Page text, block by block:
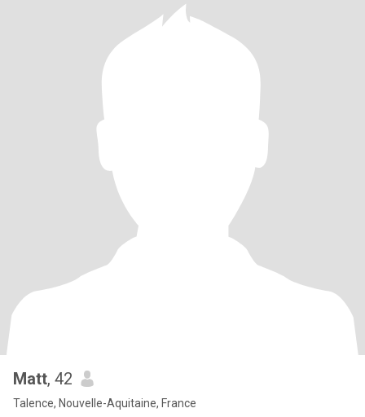
Matt, 42
Talence, Nouvelle-Aquitaine, France